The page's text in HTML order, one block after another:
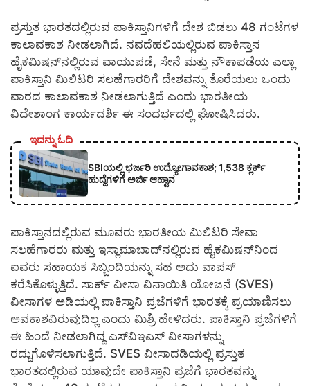
ಪ್ರಸ್ತುತ ಭಾರತದಲ್ಲಿರುವ ಪಾಕಿಸ್ತಾನಿಗಳಿಗೆ ದೇಶ ಬಿಡಲು 48 ಗಂಟೆಗಳ
ಕಾಲಾವಕಾಶ ನೀಡಲಾಗಿದೆ. ನವದೆಹಲಿಯಲ್ಲಿರುವ ಪಾಕಿಸ್ತಾನ
ಹೈಕಮಿಷನ್‌ನಲ್ಲಿರುವ ವಾಯುಪಡೆ, ಸೇನೆ ಮತ್ತು ನೌಕಾಪಡೆಯ ಎಲ್ಲಾ
ಪಾಕಿಸ್ತಾನಿ ಮಿಲಿಟರಿ ಸಲಹೆಗಾರರಿಗೆ ದೇಶವನ್ನು ತೊರೆಯಲು ಒಂದು
ವಾರದ ಕಾಲಾವಕಾಶ ನೀಡಲಾಗುತ್ತಿದೆ ಎಂದು ಭಾರತೀಯ
ವಿದೇಶಾಂಗ ಕಾರ್ಯದರ್ಶಿ ಈ ಸಂದರ್ಭದಲ್ಲಿ ಘೋಷಿಸಿದರು.
ಇದನ್ನು ಓದಿ
SBIಯಲ್ಲಿ ಭರ್ಜರಿ ಉದ್ಯೋಗಾವಕಾಶ; 1,538 ಕ್ಲರ್ಕ್
ಹುದ್ದೆಗಳಿಗೆ ಅರ್ಜಿ ಆಹ್ವಾನ
ಪಾಕಿಸ್ತಾನದಲ್ಲಿರುವ ಮೂವರು ಭಾರತೀಯ ಮಿಲಿಟರಿ ಸೇವಾ
ಸಲಹೆಗಾರರು ಮತ್ತು ಇಸ್ಲಾಮಾಬಾದ್‌ನಲ್ಲಿರುವ ಹೈಕಮಿಷನ್‌ನಿಂದ
ಐವರು ಸಹಾಯಕ ಸಿಬ್ಬಂದಿಯನ್ನು ಸಹ ಅದು ವಾಪಸ್
ಕರೆಸಿಕೊಳ್ಳುತ್ತಿದೆ. ಸಾರ್ಕ್ ವೀಸಾ ವಿನಾಯಿತಿ ಯೋಜನೆ (SVES)
ವೀಸಾಗಳ ಅಡಿಯಲ್ಲಿ ಪಾಕಿಸ್ತಾನಿ ಪ್ರಜೆಗಳಿಗೆ ಭಾರತಕ್ಕೆ ಪ್ರಯಾಣಿಸಲು
ಅವಕಾಶವಿರುವುದಿಲ್ಲ ಎಂದು ಮಿಶ್ರಿ ಹೇಳಿದರು. ಪಾಕಿಸ್ತಾನಿ ಪ್ರಜೆಗಳಿಗೆ
ಈ ಹಿಂದೆ ನೀಡಲಾಗಿದ್ದ ಎಸ್‌ವಿಇಎಸ್ ವೀಸಾಗಳನ್ನು
ರದ್ದುಗೊಳಿಸಲಾಗುತ್ತಿದೆ. SVES ವೀಸಾದಡಿಯಲ್ಲಿ ಪ್ರಸ್ತುತ
ಭಾರತದಲ್ಲಿರುವ ಯಾವುದೇ ಪಾಕಿಸ್ತಾನಿ ಪ್ರಜೆಗೆ ಭಾರತವನ್ನು